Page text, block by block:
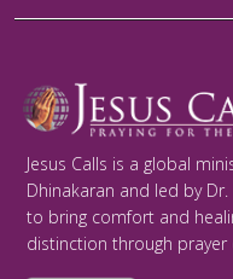
Jesus Calls is a global
Dhinakaran and led by Dr.
to bring comfort and
distinction through